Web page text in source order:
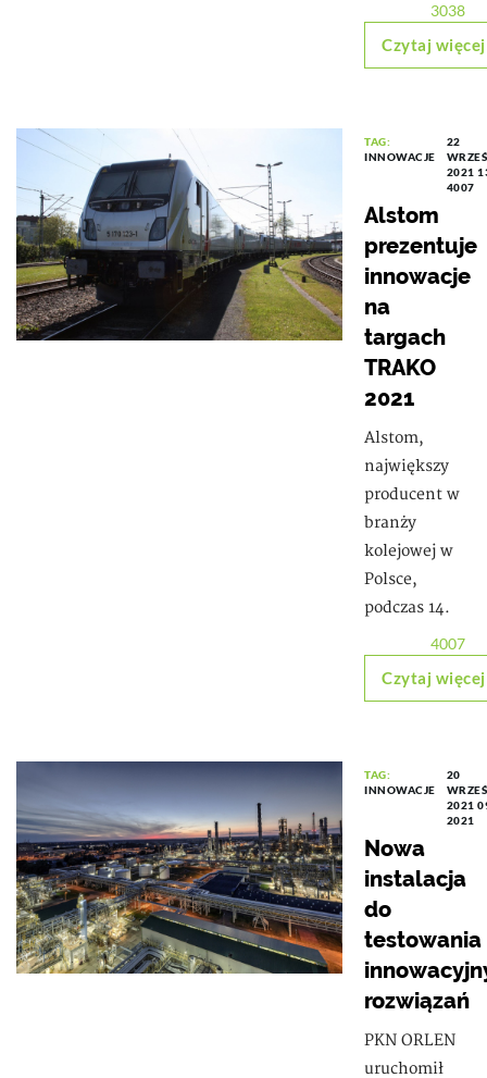
3038
Czytaj więcej
TAG:
INNOWACJE
22
2021
4007
Alstom
prezentuje
innowacje
na
targach
TRAKO
2021
Alstom,
największy
producent w
branży
kolejowej w
Polsce,
podczas 14.
4007
Czytaj więcej
TAG:
INNOWACJE
20
2021
2021
Nowa
instalacja
do
testowania
rozwiązań
​PKN ORLEN
uruchomił